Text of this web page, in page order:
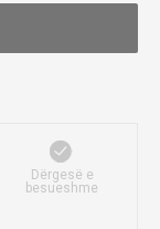
Dërgesë e
besueshme